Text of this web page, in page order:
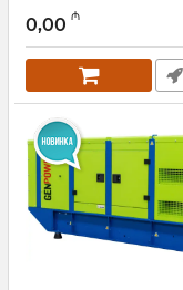
009001021
0,00 ₼